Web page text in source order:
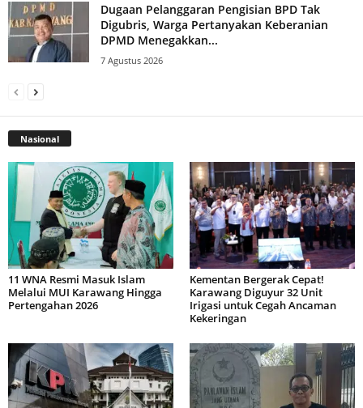
Dugaan Pelanggaran Pengisian BPD Tak
Digubris, Warga Pertanyakan Keberanian
DPMD Menegakkan...
7 Agustus 2026
Nasional
11 WNA Resmi Masuk Islam
Melalui MUI Karawang Hingga
Pertengahan 2026
Kementan Bergerak Cepat!
Karawang Diguyur 32 Unit
Irigasi untuk Cegah Ancaman
Kekeringan